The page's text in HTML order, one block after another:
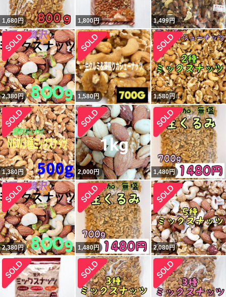
1,680円 1,800円 1,499円
2,380円 1,580円 1,580円
1,380円 2,000円 1,480円
2,380円 1,480円 2,080円